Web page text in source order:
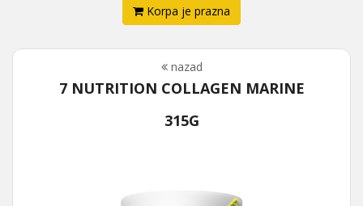
Korpa je prazna
nazad
7 NUTRITION COLLAGEN MARINE
315G